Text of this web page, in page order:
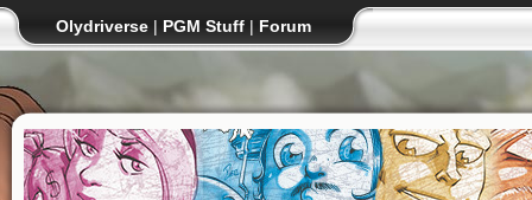
Olydriverse | PGM Stuff | Forum